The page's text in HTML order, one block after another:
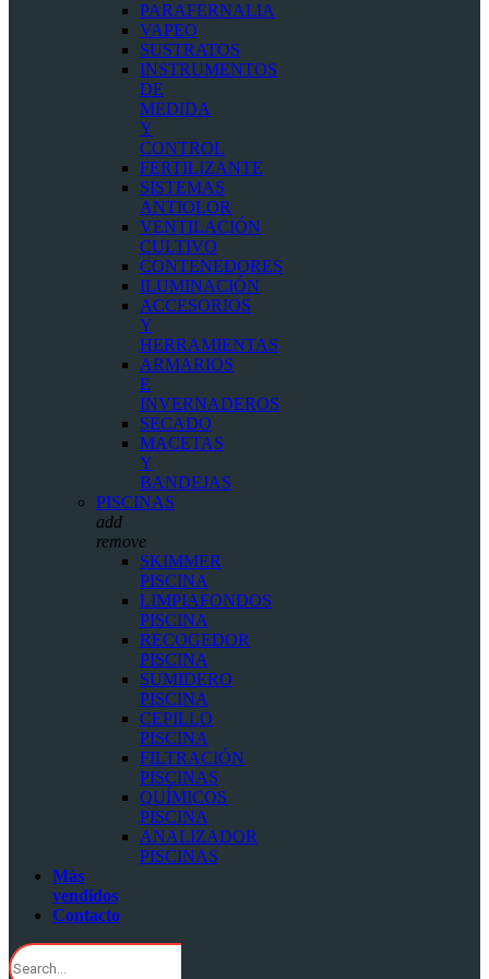
PARAFERNALIA
VAPEO
SUSTRATOS
INSTRUMENTOS
DE
MEDIDA
Y
CONTROL
FERTILIZANTE
SISTEMAS
ANTIOLOR
VENTILACIÓN
CULTIVO
CONTENEDORES
ILUMINACIÓN
ACCESORIOS
Y
HERRAMIENTAS
ARMARIOS
E
INVERNADEROS
SECADO
MACETAS
Y
BANDEJAS
PISCINAS
add
remove
SKIMMER
PISCINA
LIMPIAFONDOS
PISCINA
RECOGEDOR
PISCINA
SUMIDERO
PISCINA
CEPILLO
PISCINA
FILTRACIÓN
PISCINAS
QUÍMICOS
PISCINA
ANALIZADOR
PISCINAS
Más
vendidos
Contacto